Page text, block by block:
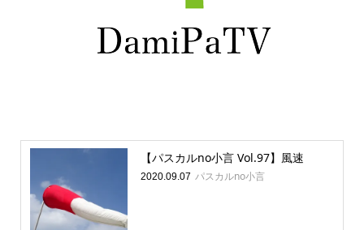
【パスカルno小言 Vol.97】風速
2020.09.07 パスカルno小言